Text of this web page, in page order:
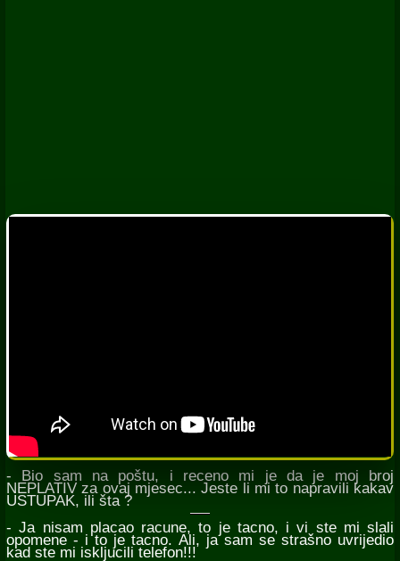
- Bio sam na poštu, i receno mi je da je moj broj
NEPLATIV za ovaj mjesec... Jeste li mi to napravili kakav
USTUPAK, ili šta ?
- Ja nisam placao racune, to je tacno, i vi ste mi slali
opomene - i to je tacno. Ali, ja sam se strašno uvrijedio
kad ste mi iskljucili telefon!!!